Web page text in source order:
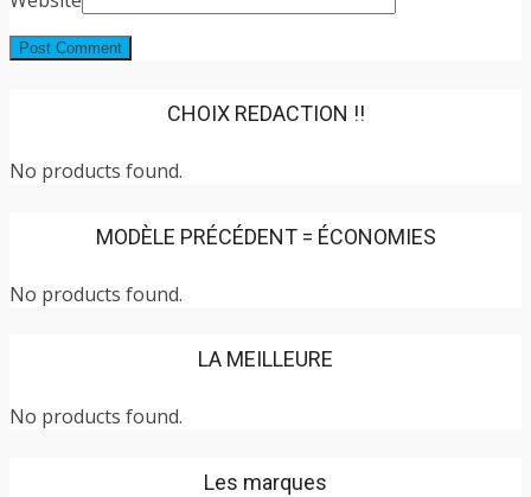
CHOIX REDACTION !!
No products found.
MODÈLE PRÉCÉDENT = ÉCONOMIES
No products found.
LA MEILLEURE
No products found.
Les marques